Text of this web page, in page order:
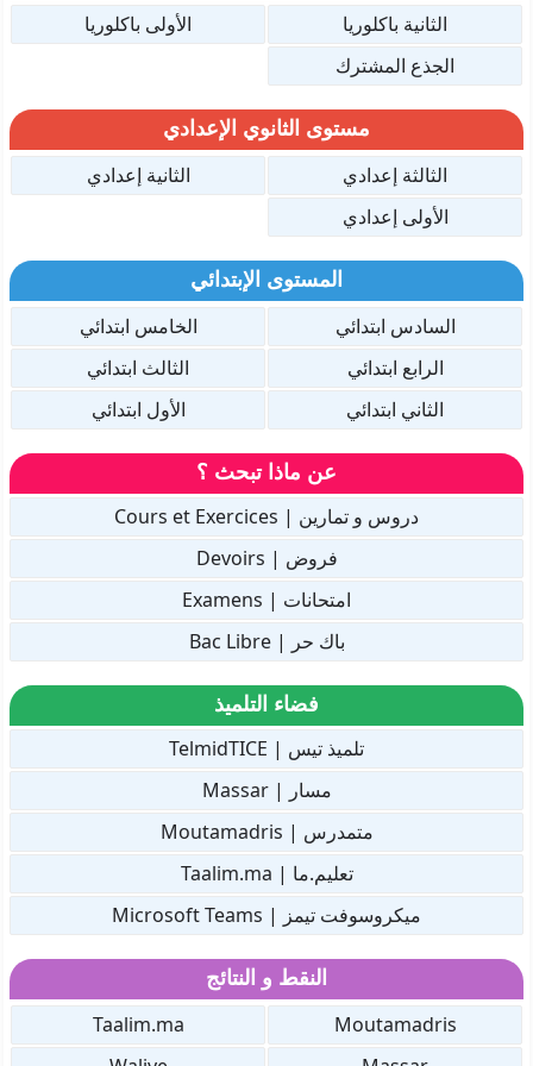
الثانية باكلوريا
الأولى باكلوريا
الجذع المشترك
مستوى الثانوي الإعدادي
الثالثة إعدادي
الثانية إعدادي
الأولى إعدادي
المستوى الإبتدائي
السادس ابتدائي
الخامس ابتدائي
الرابع ابتدائي
الثالث ابتدائي
الثاني ابتدائي
الأول ابتدائي
عن ماذا تبحث ؟
دروس و تمارين | Cours et Exercices
فروض | Devoirs
امتحانات | Examens
باك حر | Bac Libre
فضاء التلميذ
تلميذ تيس | TelmidTICE
مسار | Massar
متمدرس | Moutamadris
تعليم.ما | Taalim.ma
ميكروسوفت تيمز | Microsoft Teams
النقط و النتائج
Moutamadris
Taalim.ma